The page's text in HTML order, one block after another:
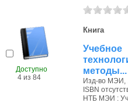
Доступно
4 из 84
Книга
методы...
Изд-во МЭИ,
ISBN
НТБ МЭИ :